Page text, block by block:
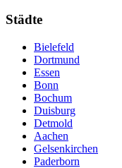
Städte
Bielefeld
Dortmund
Essen
Bonn
Bochum
Duisburg
Detmold
Aachen
Gelsenkirchen
Paderborn